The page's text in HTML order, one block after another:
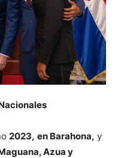
2023, en Barahona, y
Azua y